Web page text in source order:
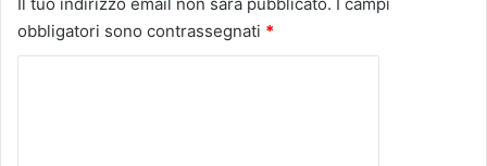
obbligatori sono contrassegnati *